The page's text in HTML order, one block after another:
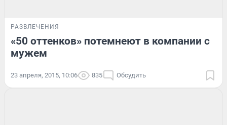
РАЗВЛЕЧЕНИЯ
«50 оттенков» потемнеют в компании с
мужем
23 апреля, 2015, 10:06 835 Обсудить